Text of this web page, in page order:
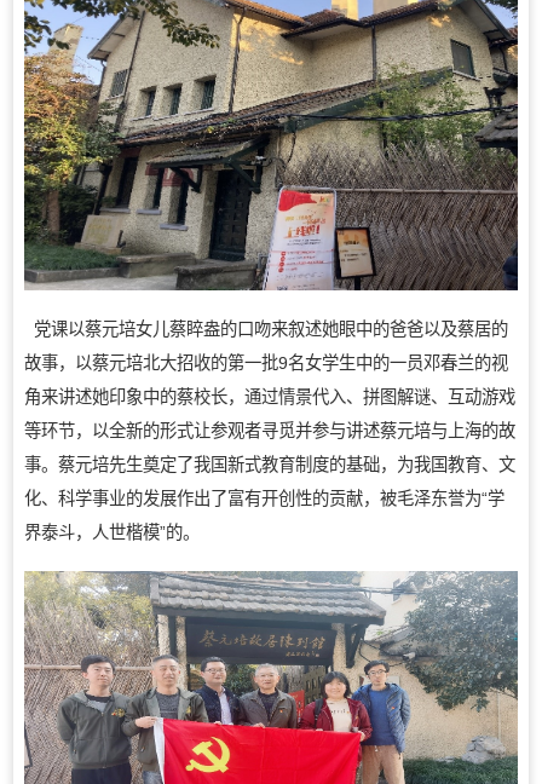
党课以蔡元培女儿蔡睟盎的口吻来叙述她眼中的爸爸以及蔡居的
故事，以蔡元培北大招收的第一批9名女学生中的一员邓春兰的视
角来讲述她印象中的蔡校长，通过情景代入、拼图解谜、互动游戏
等环节，以全新的形式让参观者寻觅并参与讲述蔡元培与上海的故
事。蔡元培先生奠定了我国新式教育制度的基础，为我国教育、文
化、科学事业的发展作出了富有开创性的贡献，被毛泽东誉为“学
界泰斗，人世楷模”的。